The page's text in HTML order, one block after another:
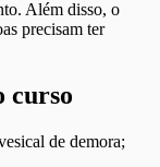
Além disso, o
precisam ter
curso
de demora;